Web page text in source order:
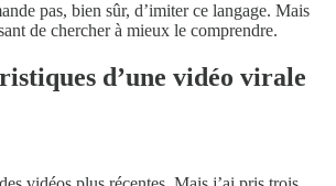
pas, bien sûr, d’imiter ce langage. Mais
de chercher à mieux le comprendre.
d’une vidéo virale